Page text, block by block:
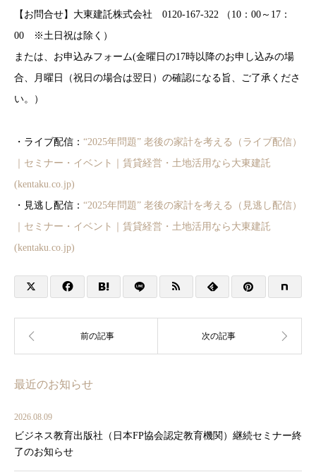
【お問合せ】大東建託株式会社 0120-167-322 （10：00～17：
00 ※土日祝は除く）
または、お申込みフォーム(金曜日の17時以降のお申し込みの場
合、月曜日（祝日の場合は翌日）の確認になる旨、ご了承くださ
い。）
・ライブ配信： “2025年問題” 老後の家計を考える（ライブ配信）
｜セミナー・イベント｜賃貸経営・土地活用なら大東建託
(kentaku.co.jp)
・見逃し配信： “2025年問題” 老後の家計を考える（見逃し配信）
｜セミナー・イベント｜賃貸経営・土地活用なら大東建託
(kentaku.co.jp)
最近のお知らせ
2026.08.09
ビジネス教育出版社（日本FP協会認定教育機関）継続セミナー終
了のお知らせ